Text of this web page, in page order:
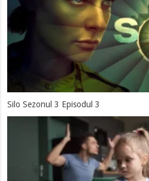
Silo Sezonul 3 Episodul 3